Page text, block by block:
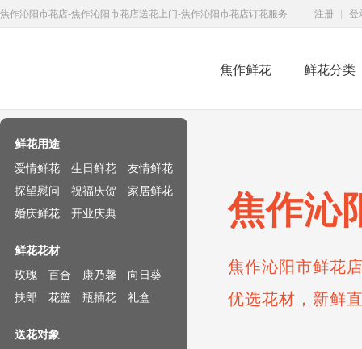
焦作沁阳市花店-焦作沁阳市花店送花上门-焦作沁阳市花店订花服务 注册 登
焦作鲜花 鲜花分类
焦作沁
焦作沁阳市鲜花
优选花材，新鲜
鲜花用途
爱情鲜花
生日鲜花
友情鲜花
探望慰问
祝福庆贺
家居鲜花
婚庆鲜花
开业庆典
鲜花花材
玫瑰
百合 康乃馨
向日葵
扶郎
花篮 瓶插花 礼盒
送花对象